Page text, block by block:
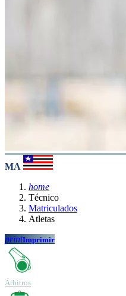
MA
home
Técnico
Matriculados
Atletas
printImprimir
Árbitros